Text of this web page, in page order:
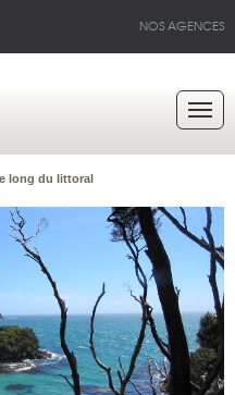
NOS AGENCES
long du littoral